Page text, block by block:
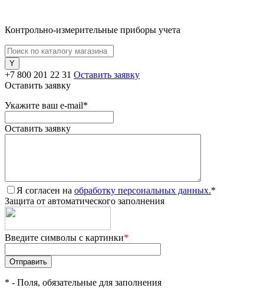
Контрольно-измерительные приборы учета
+7 800 201 22 31 Оставить заявку
Оставить заявку
Укажите ваш e-mail*
Оставить заявку
Я согласен на обработку персональных данных.*
Защита от автоматического заполнения
Введите символы с картинки*
* - Поля, обязательные для заполнения